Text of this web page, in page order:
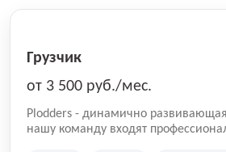
Грузчик
от 3 500 руб./мес.
Plodders - динамично
нашу команду входят